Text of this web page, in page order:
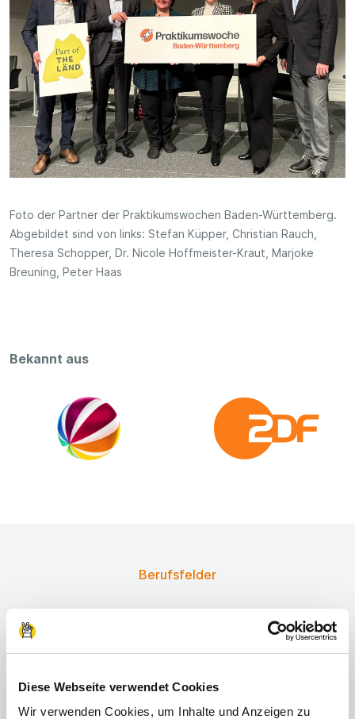
Diese Webseite verwendet Cookies
Wir verwenden Cookies, um Inhalte und Anzeigen zu
Foto der Partner der Praktikumswochen Baden-Württemberg.
Abgebildet sind von links: Stefan Küpper, Christian Rauch,
Theresa Schopper, Dr. Nicole Hoffmeister-Kraut, Marjoke
Breuning, Peter Haas
Bekannt aus
Berufsfelder
unterschiedlichen
Berufsfeldern aus